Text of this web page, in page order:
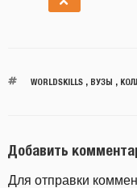
WORLDSKILLS, ВУЗЫ ,
Добавить
Для отправки